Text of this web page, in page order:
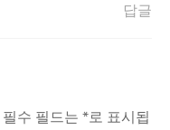
답글
필수 필드는 *로 표시됩